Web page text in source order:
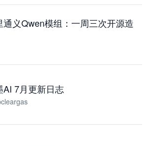
通义Qwen模组：一周三次开源造
AI 7月更新日志